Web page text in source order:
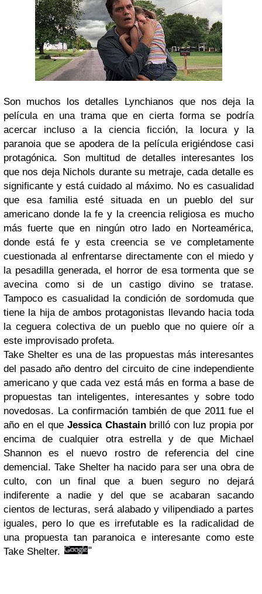
Son muchos los detalles Lynchianos que nos deja la
película en una trama que en cierta forma se podría
acercar incluso a la ciencia ficción, la locura y la
paranoia que se apodera de la película erigiéndose casi
protagónica. Son multitud de detalles interesantes los
que nos deja Nichols durante su metraje, cada detalle es
significante y está cuidado al máximo. No es casualidad
que esa familia esté situada en un pueblo del sur
americano donde la fe y la creencia religiosa es mucho
más fuerte que en ningún otro lado en Norteamérica,
donde está fe y esta creencia se ve completamente
cuestionada al enfrentarse directamente con el miedo y
la pesadilla generada, el horror de esa tormenta que se
avecina como si de un castigo divino se tratase.
Tampoco es casualidad la condición de sordomuda que
tiene la hija de ambos protagonistas llevando hacia toda
la ceguera colectiva de un pueblo que no quiere oír a
este improvisado profeta.
Take Shelter es una de las propuestas más interesantes
del pasado año dentro del circuito de cine independiente
americano y que cada vez está más en forma a base de
propuestas tan inteligentes, interesantes y sobre todo
novedosas. La confirmación también de que 2011 fue el
año en el que Jessica Chastainbrilló con luz propia por
encima de cualquier otra estrella y de que Michael
Shannon es el nuevo rostro de referencia del cine
demencial. Take Shelter ha nacido para ser una obra de
culto, con un final que a buen seguro no dejará
indiferente a nadie y del que se acabaran sacando
cientos de lecturas, será alabado y vilipendiado a partes
iguales, pero lo que es irrefutable es la radicalidad de
una propuesta tan paranoica e interesante como este
Take Shelter.